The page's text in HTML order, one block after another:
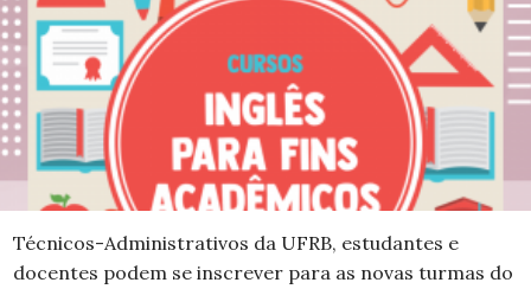
Técnicos-Administrativos da UFRB, estudantes e
docentes podem se inscrever para as novas turmas do